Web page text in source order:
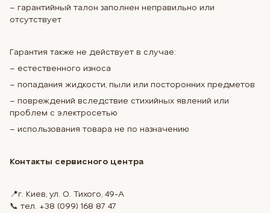
– гарантийный талон заполнен неправильно или
отсутствует
Гарантия также не действует в случае:
– естественного износа
– попадания жидкости, пыли или посторонних предметов
– повреждений вследствие стихийных явлений или
проблем с электросетью
– использования товара не по назначению
Контакты сервисного центра
📍г. Киев, ул. О. Тихого, 49-А
📞 тел. +38 (099) 168 87 47